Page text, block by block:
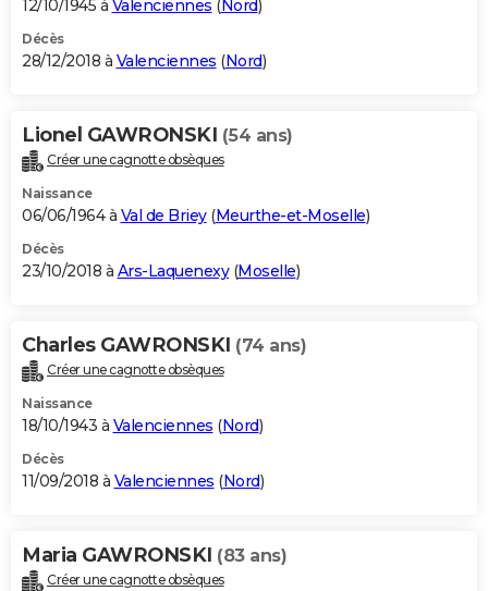
12/10/1945 à Valenciennes ( Nord)
Décès
28/12/2018 à Valenciennes (Nord)
Lionel GAWRONSKI (54 ans)
Créer une cagnotte obsèques
Naissance
06/06/1964 à Val de Briey(Meurthe-et-Moselle)
Décès
23/10/2018 à Ars-Laquenexy(Moselle)
Charles GAWRONSKI (74 ans)
Créer une cagnotte obsèques
Naissance
18/10/1943 à Valenciennes (Nord)
Décès
11/09/2018 à Valenciennes (Nord)
Maria GAWRONSKI (83 ans)
Créer une cagnotte obsèques